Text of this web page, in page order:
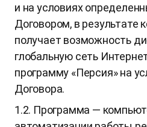
и на условиях
Договором, в результате
получает возможность
глобальную сеть
программу «Персия» на
Договора.
1.2. Программа —